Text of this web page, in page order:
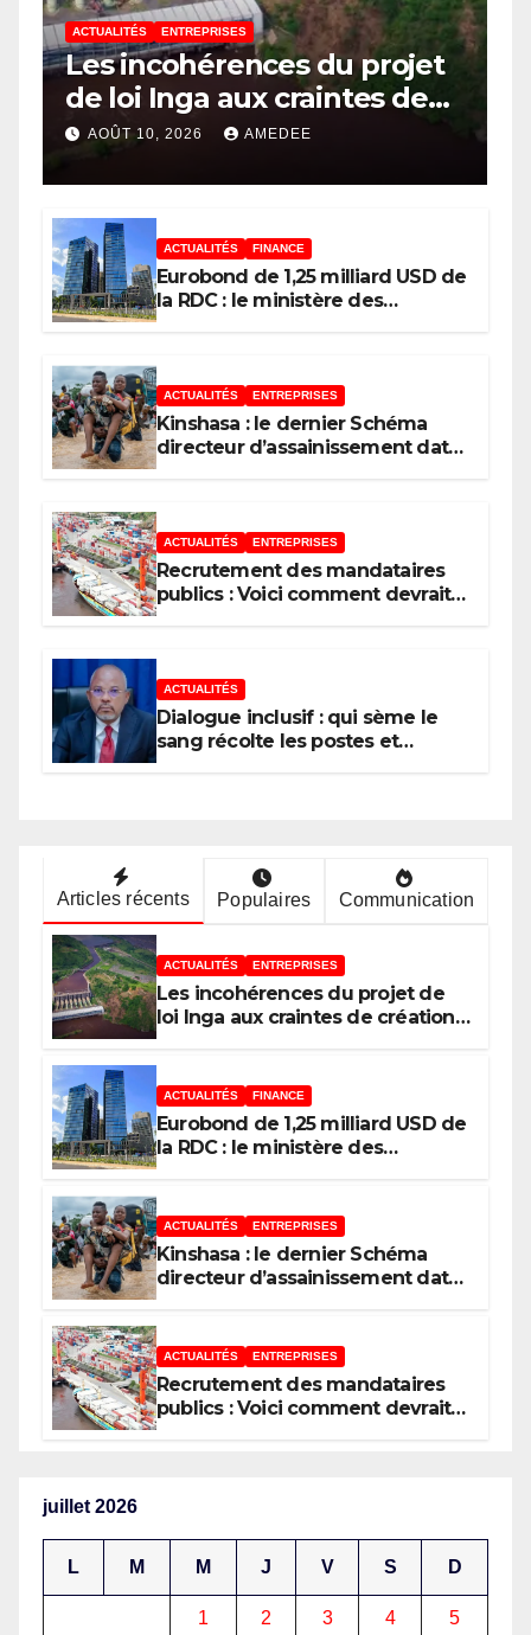
ACTUALITÉS ENTREPRISES
Les incohérences du projet
de loi Inga aux craintes de
création d’une zone
d’exception au Kongo
législateur Congolais !
AOÛT 10, 2026 AMEDEE
ACTUALITÉS FINANCE
Eurobond de 1,25 milliard USD de
la RDC : le ministère des
ACTUALITÉS ENTREPRISES
Kinshasa : le dernier Schéma
directeur d’assainissement date
ACTUALITÉS ENTREPRISES
Recrutement des mandataires
publics : Voici comment devrait
ACTUALITÉS
Dialogue inclusif : qui sème le
sang récolte les postes et
Articles récents Populaires Communication
ACTUALITÉS ENTREPRISES
Les incohérences du projet de
loi Inga aux craintes de création
législateur Congolais !
ACTUALITÉS FINANCE
Eurobond de 1,25 milliard USD de
la RDC : le ministère des
ACTUALITÉS ENTREPRISES
Kinshasa : le dernier Schéma
directeur d’assainissement date
ACTUALITÉS ENTREPRISES
Recrutement des mandataires
publics : Voici comment devrait
juillet 2026
L M M J V S D
1 2 3 4 5